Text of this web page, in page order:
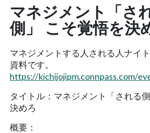
マネジメント「さ
側」 こそ覚悟を決
マネジメントする人される人ナイ
資料です。
https://kichijojipm.connpass.com/
タイトル：マネジメント「される
決めろ
概要：